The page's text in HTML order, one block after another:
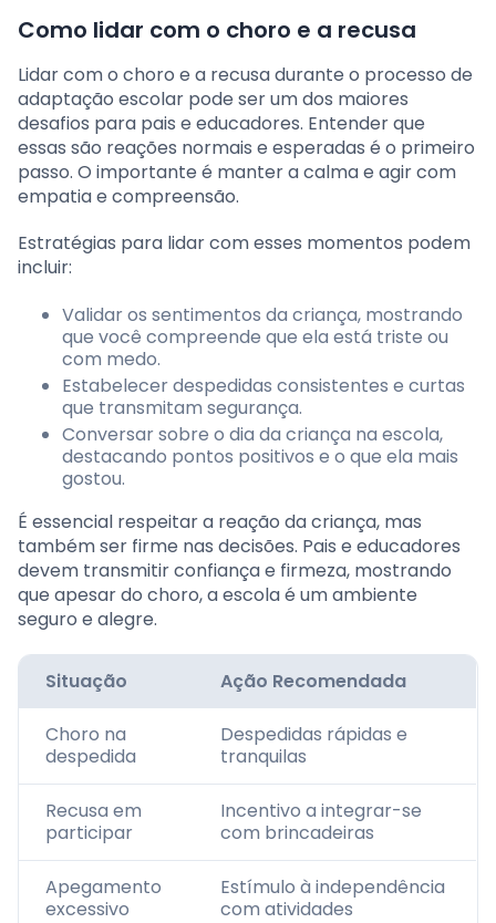
Como lidar com o choro e a recusa
Lidar com o choro e a recusa durante o processo de
adaptação escolar pode ser um dos maiores
desafios para pais e educadores. Entender que
essas são reações normais e esperadas é o primeiro
passo. O importante é manter a calma e agir com
empatia e compreensão.
Estratégias para lidar com esses momentos podem
incluir:
Validar os sentimentos da criança, mostrando
que você compreende que ela está triste ou
com medo.
Estabelecer despedidas consistentes e curtas
que transmitam segurança.
Conversar sobre o dia da criança na escola,
destacando pontos positivos e o que ela mais
gostou.
É essencial respeitar a reação da criança, mas
também ser firme nas decisões. Pais e educadores
devem transmitir confiança e firmeza, mostrando
que apesar do choro, a escola é um ambiente
seguro e alegre.
Situação Ação Recomendada
Choro na
despedida
Despedidas rápidas e
tranquilas
Recusa em
participar
Incentivo a integrar-se
com brincadeiras
Apegamento
excessivo
Estímulo à independência
com atividades